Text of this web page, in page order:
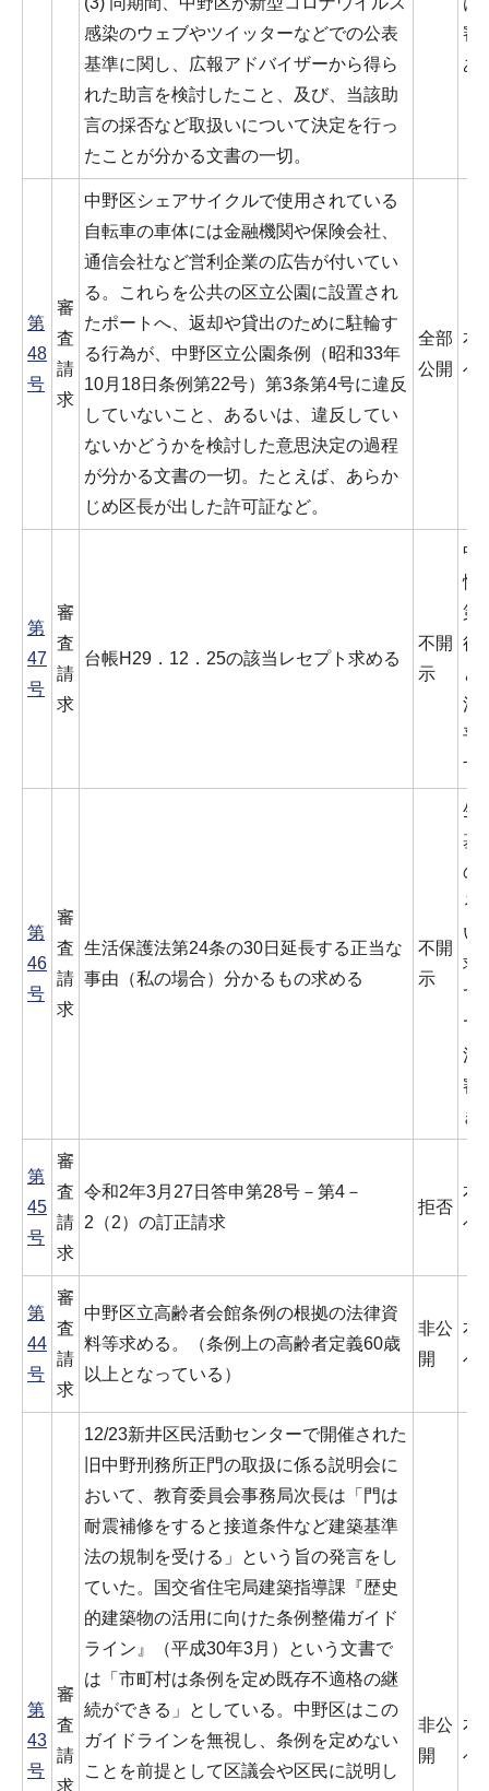
感染のウェブやツイッターなどでの公表
基準に関し、広報アドバイザーから得ら
れた助言を検討したこと、及び、当該助
言の採否など取扱いについて決定を行っ
たことが分かる文書の一切。
審
あ
第
48
号
審
査
請
求
中野区シェアサイクルで使用されている
自転車の車体には金融機関や保険会社、
通信会社など営利企業の広告が付いてい
る。これらを公共の区立公園に設置され
たポートへ、返却や貸出のために駐輪す
る行為が、中野区立公園条例（昭和33年
10月18日条例第22号）第3条第4号に違反
していないこと、あるいは、違反してい
ないかどうかを検討した意思決定の過程
が分かる文書の一切。たとえば、あらか
じめ区長が出した許可証など。
全部
公開
本
べ
第
47
号
審
査
請
求
台帳H29．12．25の該当レセプト求める
不開
示
中
情
第
行
と
消
平
す
第
46
号
審
査
請
求
生活保護法第24条の30日延長する正当な
事由（私の場合）分かるもの求める
不開
示
生
基
の
る
い
求
て
で
決
審
き
第
45
号
審
査
請
求
令和2年3月27日答申第28号－第4－
2（2）の訂正請求
拒否
本
べ
第
44
号
審
査
請
求
中野区立高齢者会館条例の根拠の法律資
料等求める。（条例上の高齢者定義60歳
以上となっている）
非公
開
本
べ
第
43
号
審
査
請
求
12/23新井区民活動センターで開催された
旧中野刑務所正門の取扱に係る説明会に
おいて、教育委員会事務局次長は「門は
耐震補修をすると接道条件など建築基準
法の規制を受ける」という旨の発言をし
ていた。国交省住宅局建築指導課『歴史
的建築物の活用に向けた条例整備ガイド
ライン』（平成30年3月）という文書で
は「市町村は条例を定め既存不適格の継
続ができる」としている。中野区はこの
ガイドラインを無視し、条例を定めない
ことを前提として区議会や区民に説明し
非公
開
本
べ